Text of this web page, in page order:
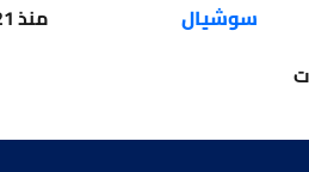
سوشيال منذ 21 ساعة